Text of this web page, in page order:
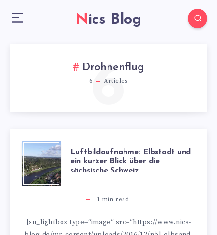
Nics Blog
Drohnenflug
6 Articles
6
ELBSTADT
EIN
Luftbildaufnahme: Elbstadt und
ein kurzer Blick über die
sächsische Schweiz
1 min read
[su_lightbox type=“image“ src=“https://www.nics-